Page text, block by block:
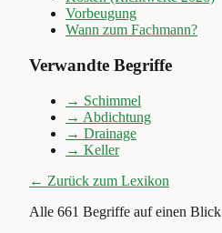
Vorbeugung
Wann zum Fachmann?
Verwandte Begriffe
→ Schimmel
→ Abdichtung
→ Drainage
→ Keller
← Zurück zum Lexikon
Alle 661 Begriffe auf einen Blick